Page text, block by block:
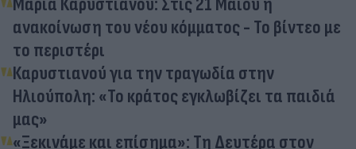
ανακοίνωση του νέου κόμματος - Το βίντεο με
το περιστέρι
Καρυστιανού για την τραγωδία στην
Ηλιούπολη: «Το κράτος εγκλωβίζει τα παιδιά
μας»
«Ξεκινάμε και επίσημα»: Τη Δευτέρα στον